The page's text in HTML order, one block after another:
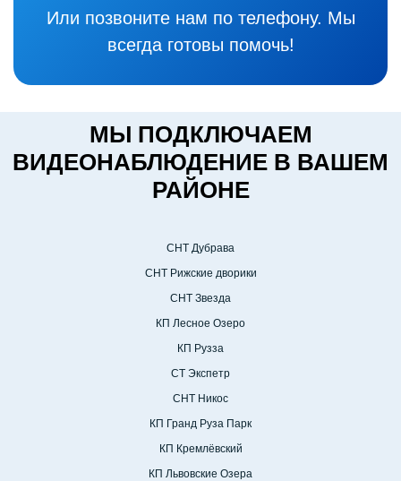
Или позвоните нам по телефону. Мы
всегда готовы помочь!
МЫ ПОДКЛЮЧАЕМ
ВИДЕОНАБЛЮДЕНИЕ В ВАШЕМ
РАЙОНЕ
СНТ Дубрава
СНТ Рижские дворики
СНТ Звезда
КП Лесное Озеро
КП Рузза
СТ Экспетр
СНТ Никос
КП Гранд Руза Парк
КП Кремлёвский
КП Львовские Озера